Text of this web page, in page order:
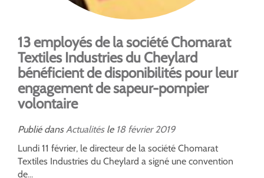
13 employés de la société Chomarat
Textiles Industries du Cheylard
bénéficient de disponibilités pour leur
engagement de sapeur-pompier
volontaire
Publié dans Actualitésle 18 février 2019
Lundi 11 février, le directeur de la société Chomarat
Textiles Industries du Cheylard a signé une convention
de...